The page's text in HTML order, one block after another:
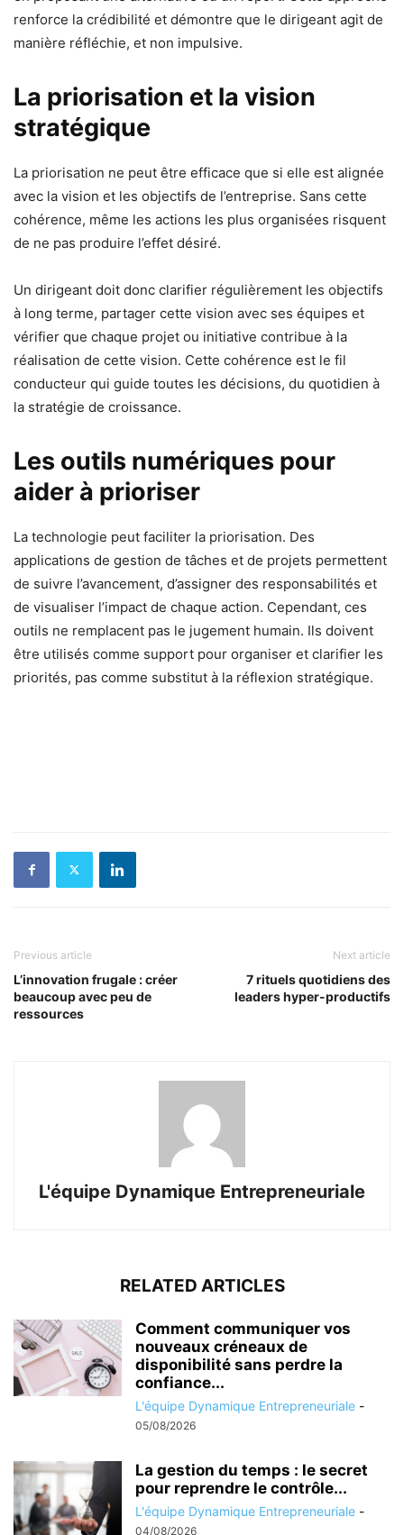
renforce la crédibilité et démontre que le dirigeant agit de
manière réfléchie, et non impulsive.
La priorisation et la vision
stratégique
La priorisation ne peut être efficace que si elle est alignée
avec la vision et les objectifs de l’entreprise. Sans cette
cohérence, même les actions les plus organisées risquent
de ne pas produire l’effet désiré.
Un dirigeant doit donc clarifier régulièrement les objectifs
à long terme, partager cette vision avec ses équipes et
vérifier que chaque projet ou initiative contribue à la
réalisation de cette vision. Cette cohérence est le fil
conducteur qui guide toutes les décisions, du quotidien à
la stratégie de croissance.
Les outils numériques pour
aider à prioriser
La technologie peut faciliter la priorisation. Des
applications de gestion de tâches et de projets permettent
de suivre l’avancement, d’assigner des responsabilités et
de visualiser l’impact de chaque action. Cependant, ces
outils ne remplacent pas le jugement humain. Ils doivent
être utilisés comme support pour organiser et clarifier les
priorités, pas comme substitut à la réflexion stratégique.
Previous article
L’innovation frugale : créer
beaucoup avec peu de
ressources
Next article
7 rituels quotidiens des
leaders hyper-productifs
L'équipe Dynamique Entrepreneuriale
RELATED ARTICLES
Comment communiquer vos
nouveaux créneaux de
disponibilité sans perdre la
confiance...
L'équipe Dynamique Entrepreneuriale -
05/08/2026
La gestion du temps : le secret
pour reprendre le contrôle...
L'équipe Dynamique Entrepreneuriale -
04/08/2026